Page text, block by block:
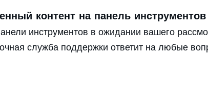
контент на панель
инструментов в ожидании вашего
служба поддержки ответит на любые